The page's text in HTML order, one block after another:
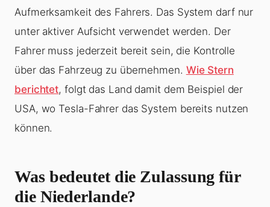
Aufmerksamkeit des Fahrers. Das System darf nur
unter aktiver Aufsicht verwendet werden. Der
Fahrer muss jederzeit bereit sein, die Kontrolle
über das Fahrzeug zu übernehmen. Wie Stern
berichtet, folgt das Land damit dem Beispiel der
USA, wo Tesla-Fahrer das System bereits nutzen
können.
Was bedeutet die Zulassung für
die Niederlande?